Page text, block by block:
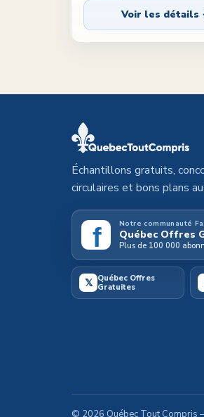
Voir les détails
Échantillons gratuits,
circulaires et bons plans
f Notre communauté
Québec Offres
Plus de 100 000
𝕏 Québec Offres
Gratuites